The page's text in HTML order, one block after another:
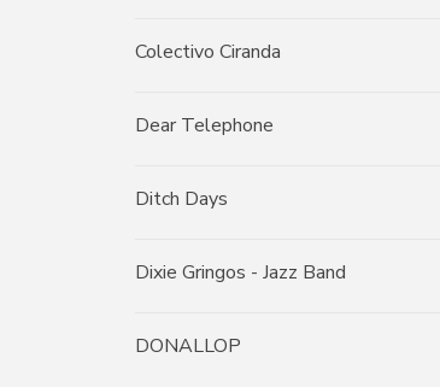
Colectivo Ciranda
Dear Telephone
Ditch Days
Dixie Gringos - Jazz Band
DONALLOP